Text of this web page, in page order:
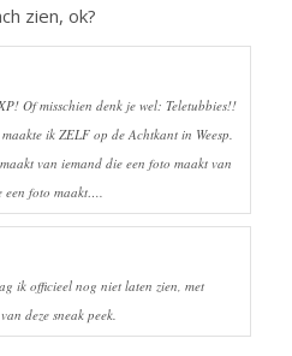
zien, ok?
Of misschien denk je wel: Teletubbies!!
ik ZELF op de Achtkant in Weesp.
van iemand die een foto maakt van
een foto maakt….
ik officieel nog niet laten zien, met
deze sneak peek.